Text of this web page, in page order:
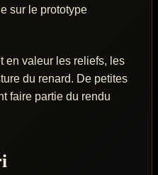
sur le prototype
en valeur les reliefs, les
du renard. De petites
faire partie du rendu